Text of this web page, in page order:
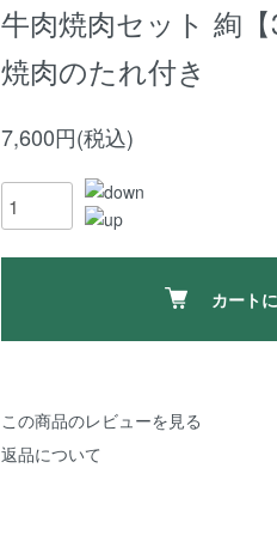
牛肉焼肉セット 絢【
焼肉のたれ付き
7,600円(税込)
カート
この商品のレビューを見る
返品について